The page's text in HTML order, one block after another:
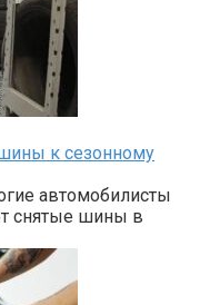
к сезонному
автомобилисты
снятые шины в